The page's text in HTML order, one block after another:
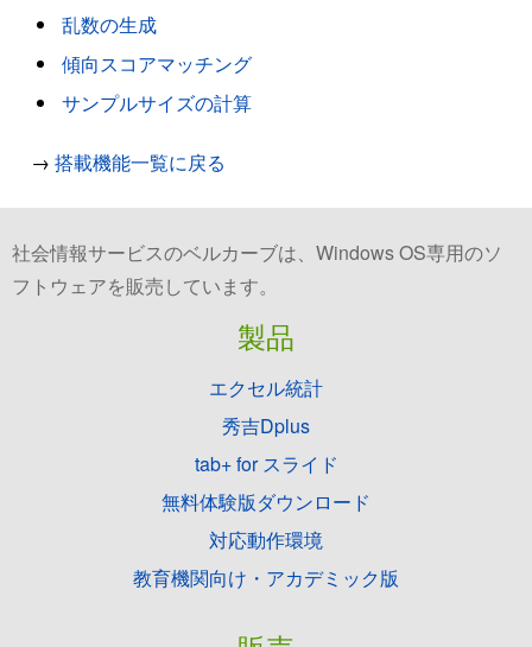
乱数の生成
傾向スコアマッチング
サンプルサイズの計算
→搭載機能一覧に戻る
社会情報サービスのベルカーブは、Windows OS専用のソ
フトウェアを販売しています。
製品
エクセル統計
秀吉Dplus
tab+ for スライド
無料体験版ダウンロード
対応動作環境
教育機関向け・アカデミック版